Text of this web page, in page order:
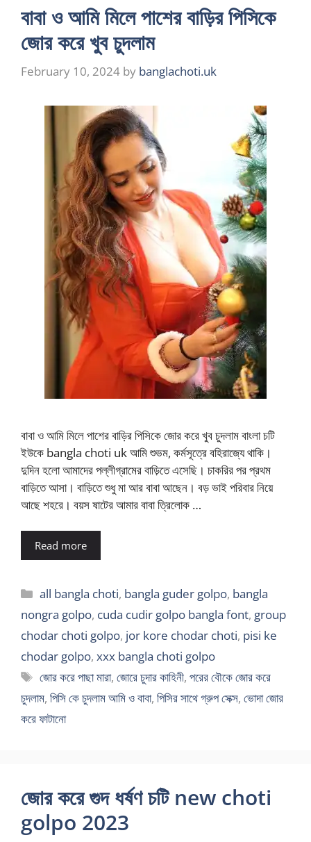
বাবা ও আমি মিলে পাশের বাড়ির পিসিকে
জোর করে খুব চুদলাম
February 10, 2024 by banglachoti.uk
বাবা ও আমি মিলে পাশের বাড়ির পিসিকে জোর করে খুব চুদলাম বাংলা চটি
ইউকে bangla choti uk আমি শুভম, কর্মসূত্রে বহিরাজ্যে থাকি।
দুদিন হলো আমাদের পল্লীগ্রামের বাড়িতে এসেছি। চাকরির পর প্রথম
বাড়িতে আসা। বাড়িতে শুধু মা আর বাবা আছেন। বড় ভাই পরিবার নিয়ে
আছে শহরে। বয়স ষাটের আমার বাবা ত্রিলোক …
Read more
Categories
all bangla choti, bangla guder golpo, bangla
nongra golpo, cuda cudir golpo bangla font, group
chodar choti golpo, jor kore chodar choti, pisi ke
chodar golpo, xxx bangla choti golpo
Tags
জোর করে পাছা মারা,জোরে চুদার কাহিনী,পরের বৌকে জোর করে
চুদলাম, পিসি কে চুদলাম আমি ও বাবা, পিসির সাথে গ্রুপ সেক্স, ভোদা জোর
করে ফাটানো
জোর করে গুদ ধর্ষণ চটি new choti
golpo 2023